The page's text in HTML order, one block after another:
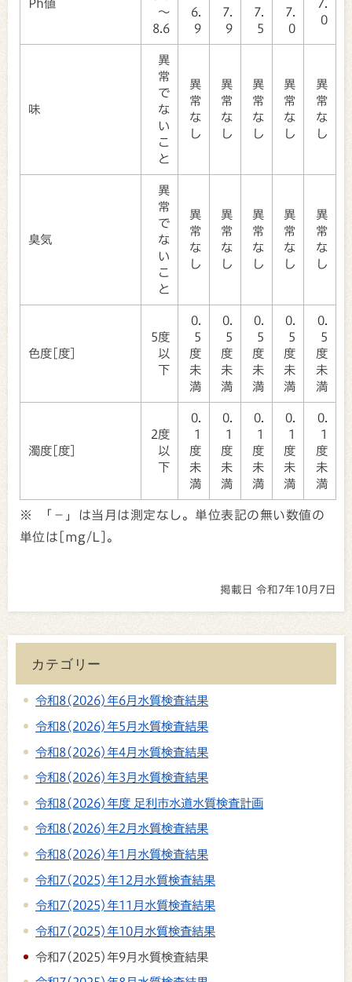
Ph値
～
8.6
6.
9
7.
9
7.
5
7.
0
7.
0
味
異
常
で
な
い
こ
と
異
常
な
し
異
常
な
し
異
常
な
し
異
常
な
し
異
常
な
し
臭気
異
常
で
な
い
こ
と
異
常
な
し
異
常
な
し
異
常
な
し
異
常
な
し
異
常
な
し
色度[度]
5度
以
下
0.
5
度
未
満
0.
5
度
未
満
0.
5
度
未
満
0.
5
度
未
満
0.
5
度
未
満
濁度[度]
2度
以
下
0.
1
度
未
満
0.
1
度
未
満
0.
1
度
未
満
0.
1
度
未
満
0.
1
度
未
満
※ 「－」は当月は測定なし。単位表記の無い数値の
単位は[mg/L]。
掲載日 令和7年10月7日
カテゴリー
令和8(2026)年6月水質検査結果
令和8(2026)年5月水質検査結果
令和8(2026)年4月水質検査結果
令和8(2026)年3月水質検査結果
令和8(2026)年度 足利市水道水質検査計画
令和8(2026)年2月水質検査結果
令和8(2026)年1月水質検査結果
令和7(2025)年12月水質検査結果
令和7(2025)年11月水質検査結果
令和7(2025)年10月水質検査結果
令和7(2025)年9月水質検査結果